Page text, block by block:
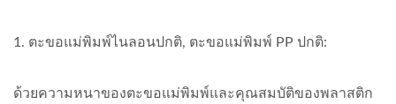
1. ตะขอแม่พิมพ์ไนลอนปกติ, ตะขอแม่พิมพ์ PP ปกติ:
ด้วยความหนาของตะขอแม่พิมพ์และคุณสมบัติของพลาสติก